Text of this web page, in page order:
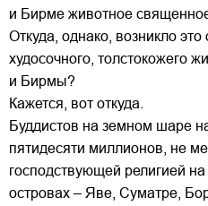
и Бирме животное
Откуда, однако, возникло
худосочного, толстокожего
и Бирмы?
Кажется, вот откуда.
Буддистов на земном шаре
пятидесяти миллионов, не
господствующей религией
островах – Яве, Суматре,